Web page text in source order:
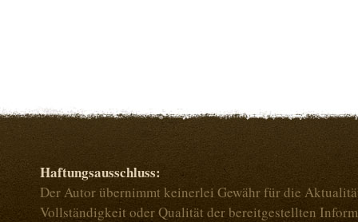
Haftungsausschluss:
Der Autor übernimmt keinerlei Gewähr für die
Vollständigkeit oder Qualität der bereitgestellten